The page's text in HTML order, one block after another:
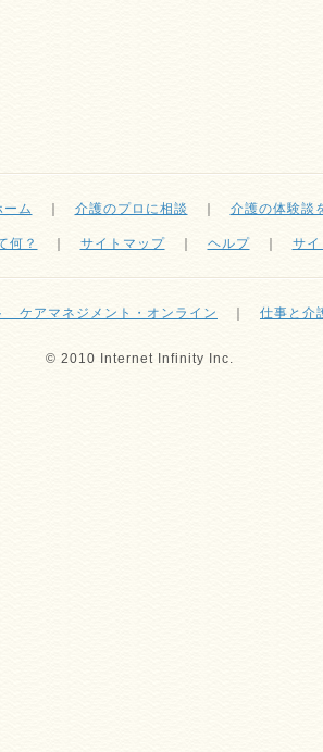
ーム 介護のプロに相談 介護の体験談
何？ サイトマップ｜ ヘルプ｜ サ
ケアマネジメント・オンライン 仕事と介
© 2010 Internet Infinity Inc.